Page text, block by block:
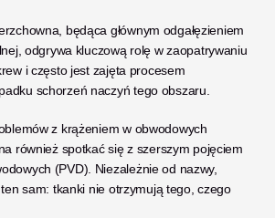
będąca głównym odgałęzieniem
odgrywa kluczową rolę w zaopatrywaniu
i często jest zajęta procesem
schorzeń naczyń tego obszaru.
z krążeniem w obwodowych
również spotkać się z szerszym pojęciem
(PVD). Niezależnie od nazwy,
sam: tkanki nie otrzymują tego, czego